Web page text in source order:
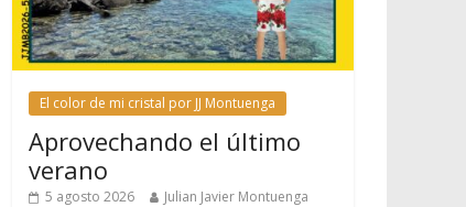
El color de mi cristal por JJ Montuenga
Aprovechando el último
verano
5 agosto 2026 Julian Javier Montuenga